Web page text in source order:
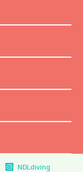
NDLdiving